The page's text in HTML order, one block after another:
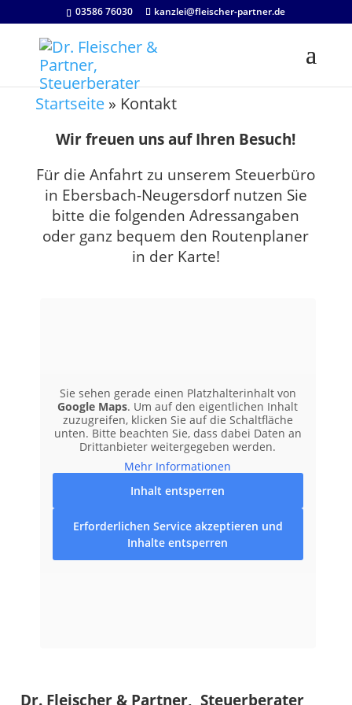
03586 76030 kanzlei@fleischer-partner.de
Startseite» Kontakt
Wir freuen uns auf Ihren Besuch!
Für die Anfahrt zu unserem Steuerbüro
in Ebersbach-Neugersdorf nutzen Sie
bitte die folgenden Adressangaben
oder ganz bequem den Routenplaner
in der Karte!
Sie sehen gerade einen Platzhalterinhalt von
Google Maps. Um auf den eigentlichen Inhalt
zuzugreifen, klicken Sie auf die Schaltfläche
unten. Bitte beachten Sie, dass dabei Daten an
Drittanbieter weitergegeben werden.
Mehr Informationen
Inhalt entsperren
Erforderlichen Service akzeptieren und
Inhalte entsperren
Dr. Fleischer & Partner, Steuerberater